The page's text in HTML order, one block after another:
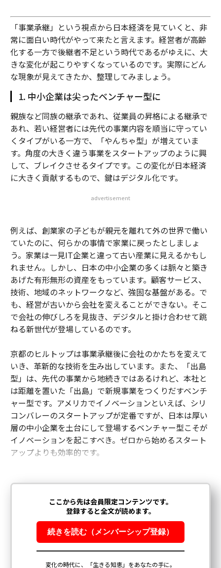
「事業承継」という視点から日本経済を見ていくと、非
常に面白い時代がやって来たと言えます。経営者が高齢
化する一方で後継者不足という時代であるがゆえに、大
きな変化が起こりやすくなっているのです。実際にどん
な現象が見えてきたか、整理してみましょう。
1. 中小企業は尖ったベンチャー型に
親族など同族の継承であれ、従業員の昇格による継承で
あれ、若い経営者には先代の事業内容を順当に守ってい
くタイプがいる一方で、「やんちゃ型」が増えていま
す。角度の大きく違う事業をスタートアップのように興
して、ブレイクさせるタイプです。この変化が日本経済
に大きく貢献するもので、鍵はデジタル化です。
advertisement
例えば、創業家の子どもが親元を離れて外の世界で働い
ていたのに、何らかの事情で家業に戻ったとしましょ
う。家業は一見IT企業と違って古い産業に見えるかもし
れません。しかし、日本の中小企業の多くは脈々と築き
あげた有形無形の資産をもっています。顧客サービス、
技術、地域のネットワークなど、強固な基盤がある。で
も、経営が古いから会社を変えることができない。そこ
で会社の伸びしろを見抜き、デジタルと掛け合わせて跳
ねる新世代が登場しているのです。
京都のヒルトップは事業承継後に会社のかたちを変えて
いき、革新的な技術を生み出しています。また、「出島
型」は、先代の事業から地続きではあるけれど、本社と
は距離を置いた「出島」で新規事業をつくりだすベンチ
ャー型です。アメリカでイノベーションといえば、シリ
コンバレーのスタートアップが定番ですが、日本は厚い
層の中小企業を土台にして登場するベンチャー型こそが
イノベーションを起こすべき。ゼロから始めるスタート
アップよりも効率的です。